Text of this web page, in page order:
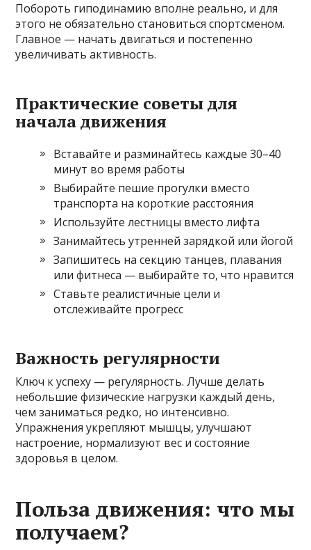
Побороть гиподинамию вполне реально, и для
этого не обязательно становиться спортсменом.
Главное — начать двигаться и постепенно
увеличивать активность.
Практические советы для
начала движения
Вставайте и разминайтесь каждые 30–40
минут во время работы
Выбирайте пешие прогулки вместо
транспорта на короткие расстояния
Используйте лестницы вместо лифта
Занимайтесь утренней зарядкой или йогой
Запишитесь на секцию танцев, плавания
или фитнеса — выбирайте то, что нравится
Ставьте реалистичные цели и
отслеживайте прогресс
Важность регулярности
Ключ к успеху — регулярность. Лучше делать
небольшие физические нагрузки каждый день,
чем заниматься редко, но интенсивно.
Упражнения укрепляют мышцы, улучшают
настроение, нормализуют вес и состояние
здоровья в целом.
Польза движения: что мы
получаем?